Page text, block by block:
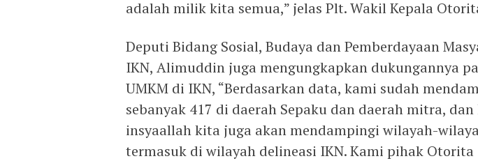
adalah milik kita semua,” jelas Plt. Wakil Kepala
Deputi Bidang Sosial, Budaya dan Pemberdayaan
IKN, Alimuddin juga mengungkapkan dukungannya
UMKM di IKN, “Berdasarkan data, kami sudah
sebanyak 417 di daerah Sepaku dan daerah mitra, dan
insyaallah kita juga akan mendampingi wilayah-
termasuk di wilayah delineasi IKN. Kami pihak Otorita